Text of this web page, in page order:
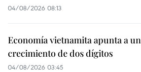
04/08/2026 08:13
Economía vietnamita apunta a un
crecimiento de dos dígitos
04/08/2026 03:45